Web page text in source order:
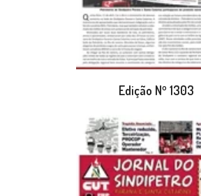
Edição Nº 1303